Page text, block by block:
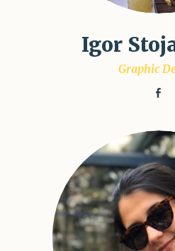
Igor
Graphic